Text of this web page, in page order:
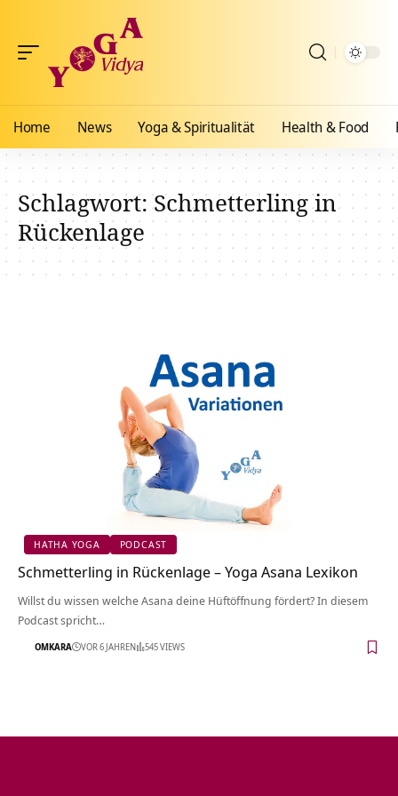
Home News Yoga & Spiritualität Health & Food
Schlagwort:Schmetterling in
Rückenlage
HATHA YOGA PODCAST
Schmetterling in Rückenlage – Yoga Asana Lexikon
Willst du wissen welche Asana deine Hüftöffnung fördert? In diesem
Podcast spricht…
OMKARA VOR 6 JAHREN 545 VIEWS